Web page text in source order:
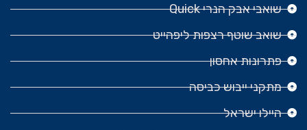
שואבי אבק הנרי Quick
שואב שוטף רצפות ליפהייט
פתרונות אחסון
מתקני ייבוש כביסה
היילו ישראל